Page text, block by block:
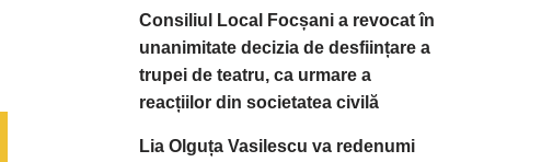
Consiliul Local Focșani a revocat în
unanimitate decizia de desființare a
trupei de teatru, ca urmare a
reacțiilor din societatea civilă
Lia Olguța Vasilescu va redenumi